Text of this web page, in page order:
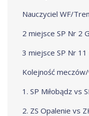
Nauczyciel WF/
2 miejsce SP Nr 2
3 miejsce SP Nr
Kolejność meczów/
1. SP Miłobądz vs
2. ZS Opalenie vs